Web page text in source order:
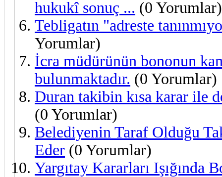
hukukî sonuç ... (0 Yorumlar)
Tebligatın "adreste
Yorumlar)
İcra müdürünün bononun
bulunmaktadır. (0 Yorumlar)
Duran takibin kısa karar ile
(0 Yorumlar)
Belediyenin Taraf Olduğu
Eder (0 Yorumlar)
Yargıtay Kararları Işığında